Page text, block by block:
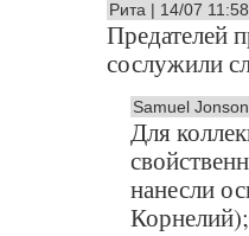
Рита | 14/07 11:58
Предателей
сослужили
Samuel
Для
нанесли